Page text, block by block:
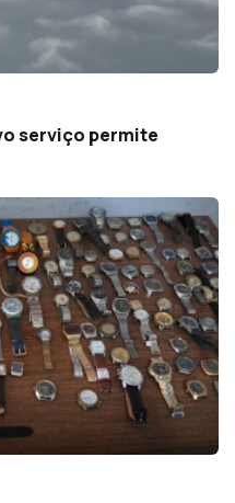
serviço permite